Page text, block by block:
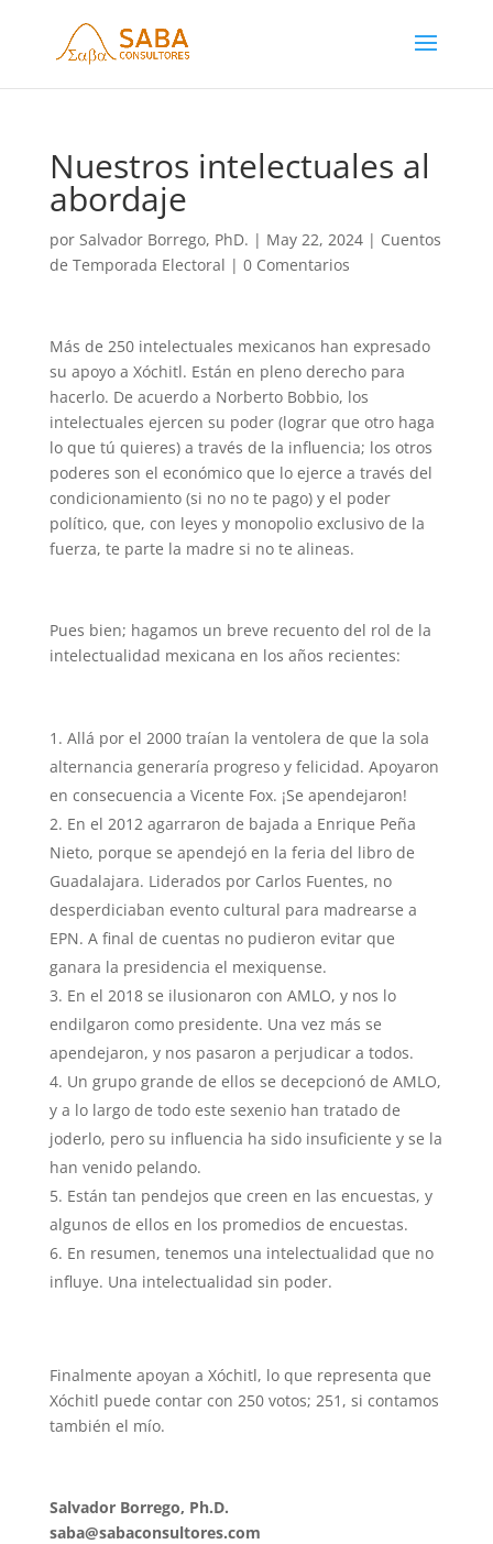
Nuestros intelectuales al
abordaje
por Salvador Borrego, PhD. | May 22, 2024| Cuentos
de Temporada Electoral | 0 Comentarios
Más de 250 intelectuales mexicanos han expresado
su apoyo a Xóchitl. Están en pleno derecho para
hacerlo. De acuerdo a Norberto Bobbio, los
intelectuales ejercen su poder (lograr que otro haga
lo que tú quieres) a través de la influencia; los otros
poderes son el económico que lo ejerce a través del
condicionamiento (si no no te pago) y el poder
político, que, con leyes y monopolio exclusivo de la
fuerza, te parte la madre si no te alineas.
Pues bien; hagamos un breve recuento del rol de la
intelectualidad mexicana en los años recientes:
Allá por el 2000 traían la ventolera de que la sola
alternancia generaría progreso y felicidad. Apoyaron
en consecuencia a Vicente Fox. ¡Se apendejaron!
En el 2012 agarraron de bajada a Enrique Peña
Nieto, porque se apendejó en la feria del libro de
Guadalajara. Liderados por Carlos Fuentes, no
desperdiciaban evento cultural para madrearse a
EPN. A final de cuentas no pudieron evitar que
ganara la presidencia el mexiquense.
En el 2018 se ilusionaron con AMLO, y nos lo
endilgaron como presidente. Una vez más se
apendejaron, y nos pasaron a perjudicar a todos.
Un grupo grande de ellos se decepcionó de AMLO,
y a lo largo de todo este sexenio han tratado de
joderlo, pero su influencia ha sido insuficiente y se la
han venido pelando.
Están tan pendejos que creen en las encuestas, y
algunos de ellos en los promedios de encuestas.
En resumen, tenemos una intelectualidad que no
influye. Una intelectualidad sin poder.
Finalmente apoyan a Xóchitl, lo que representa que
Xóchitl puede contar con 250 votos; 251, si contamos
también el mío.
Salvador Borrego, Ph.D.
saba@sabaconsultores.com